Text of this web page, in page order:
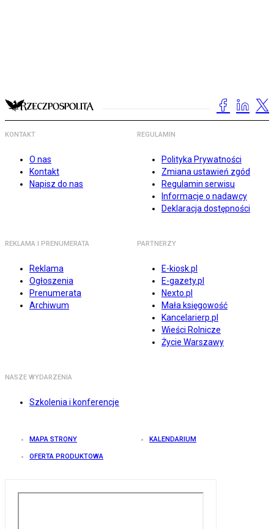
KONTAKT
O nas
Kontakt
Napisz do nas
REGULAMIN
Polityka Prywatności
Zmiana ustawień zgód
Regulamin serwisu
Informacje o nadawcy
Deklaracja dostępności
REKLAMA I PRENUMERATA
Reklama
Ogłoszenia
Prenumerata
Archiwum
PARTNERZY
E-kiosk.pl
E-gazety.pl
Nexto.pl
Mała księgowość
Kancelarierp.pl
Wieści Rolnicze
Życie Warszawy
NASZE WYDARZENIA
Szkolenia i konferencje
MAPA STRONY KALENDARIUM
OFERTA PRODUKTOWA